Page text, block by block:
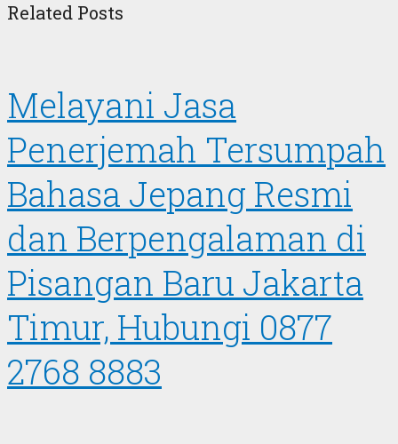
Related Posts
Melayani Jasa
Penerjemah Tersumpah
Bahasa Jepang Resmi
dan Berpengalaman di
Pisangan Baru Jakarta
Timur, Hubungi 0877
2768 8883